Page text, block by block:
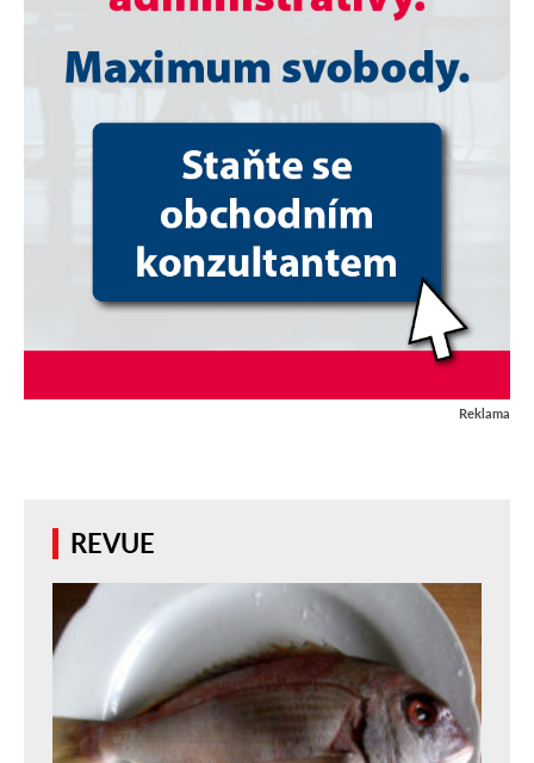
Reklama
REVUE